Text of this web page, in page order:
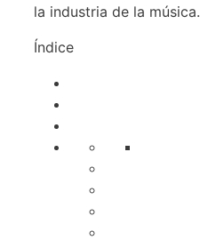
la industria de la música.
Índice